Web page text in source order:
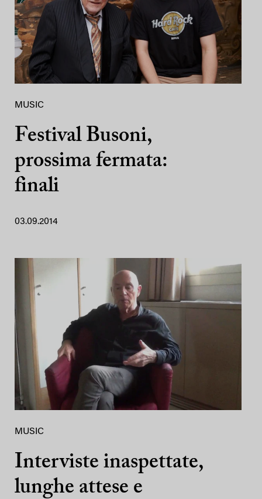
MUSIC
Festival Busoni,
prossima fermata:
finali
03.09.2014
MUSIC
Interviste inaspettate,
lunghe attese e